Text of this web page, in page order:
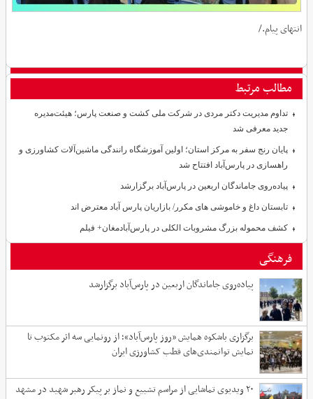
انتهای پیام./
مطالب مرتبط
تداوم مدیریت دکتر مردی در شرکت ملی کشت و صنعت پارس؛ هیئت‌مدیره
جدید معرفی شد
پایان رنج سفر به مرکز استان؛ اولین آموزشگاه رانندگی ماشین‌آلات کشاورزی و
راهسازی در پارس‌آباد افتتاح شد
پیاده‌روی جاماندگان اربعین در پارس‌آباد برگزارشد
تابستان داغ و خاموشی های مکرر/ بازاریان پارس آباد معترض اند
کشف محموله بزرگ مشروبات الکلی در پارس‌آبادمغان+ فیلم
فرهنگی
پیاده‌روی جاماندگان اربعین در پارس‌آباد برگزارشد
برگزاری باشکوه همایش «روز پارس‌آباد»؛ از رونمایی سه اثر مکتوب تا
نمایش توانمندی‌های قطب کشاورزی ایران
۲۰ ویدیوی تماشایی از مراسم تشییع و نماز بر پیکر رهبر شهید در مشهد